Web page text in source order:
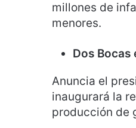
millones de
menores.
Dos
Anuncia el
inaugurará la
producción de